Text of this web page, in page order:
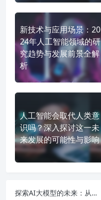
新技术与应用场景：20
24年人工智能领域的研
究趋势与发展前景全解
析
人工智能会取代人类意
识吗？深入探讨这一未
来发展的可能性与影响
探索AI大模型的未来：从发展现状到应用潜力的全景解析